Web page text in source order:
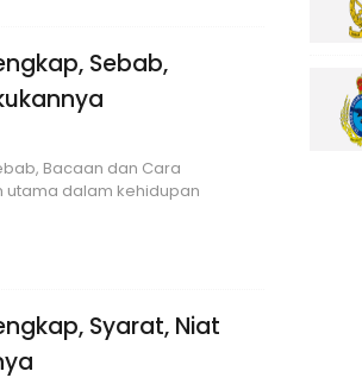
Sebab,
Bacaan dan Cara
utama dalam kehidupan
Syarat, Niat